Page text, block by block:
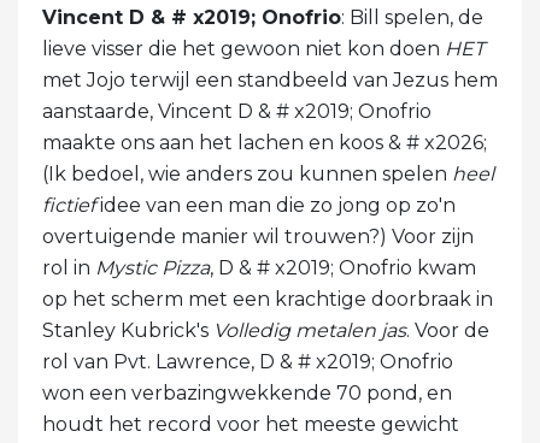
Vincent D & # x2019; Onofrio: Bill spelen, de
lieve visser die het gewoon niet kon doen HET
met Jojo terwijl een standbeeld van Jezus hem
aanstaarde, Vincent D & # x2019; Onofrio
maakte ons aan het lachen en koos & # x2026;
(Ik bedoel, wie anders zou kunnen spelen heel
fictiefidee van een man die zo jong op zo'n
overtuigende manier wil trouwen?) Voor zijn
rol in Mystic Pizza, D & # x2019; Onofrio kwam
op het scherm met een krachtige doorbraak in
Stanley Kubrick's Volledig metalen jas. Voor de
rol van Pvt. Lawrence, D & # x2019; Onofrio
won een verbazingwekkende 70 pond, en
houdt het record voor het meeste gewicht